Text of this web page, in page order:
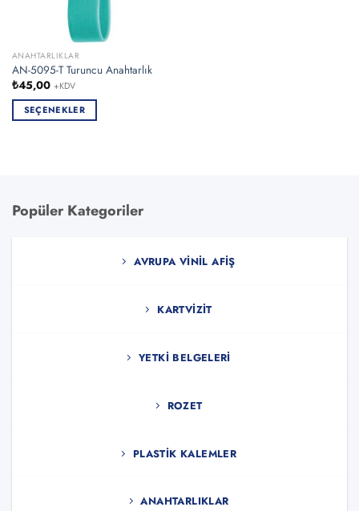
ANAHTARLIKLAR
AN-5095-T Turuncu Anahtarlık
₺45,00 +KDV
SEÇENEKLER
var.
Popüler Kategoriler
AVRUPA VINIL AFIŞ
KARTVIZIT
YETKI BELGELERI
ROZET
PLASTIK KALEMLER
ANAHTARLIKLAR